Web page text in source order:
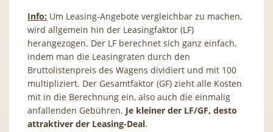
Info: Um Leasing-Angebote vergleichbar zu machen,
wird allgemein hin der Leasingfaktor (LF)
herangezogen. Der LF berechnet sich ganz einfach,
indem man die Leasingraten durch den
Bruttolistenpreis des Wagens dividiert und mit 100
multipliziert. Der Gesamtfaktor (GF) zieht alle Kosten
mit in die Berechnung ein, also auch die einmalig
anfallenden Gebühren. Je kleiner der LF/GF, desto
attraktiver der Leasing-Deal.